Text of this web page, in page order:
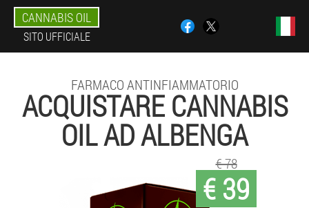
CANNABIS OIL
SITO UFFICIALE
FARMACO ANTINFIAMMATORIO
ACQUISTARE CANNABIS
OIL AD ALBENGA
€ 39
€ 78